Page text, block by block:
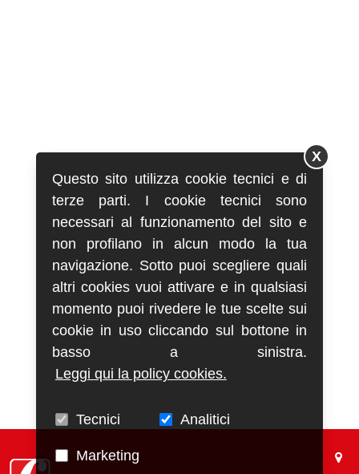
Questo sito utilizza cookie tecnici e di
terze parti. I cookie tecnici sono
necessari al funzionamento del sito e
non profilano in alcun modo la tua
navigazione. Sotto puoi scegliere quali
altri cookies vuoi attivare e in qualsiasi
momento puoi rivedere le tue scelte sui
cookie in uso cliccando sul bottone in
basso a sinistra.
Leggi qui la policy cookies.
Tecnici Analitici
Marketing
X